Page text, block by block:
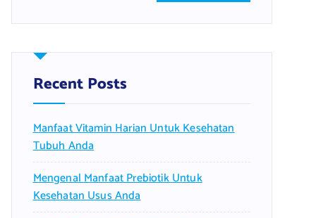
r
h
f
o
:
Recent Posts
Manfaat Vitamin Harian Untuk Kesehatan
Tubuh Anda
Mengenal Manfaat Prebiotik Untuk
Kesehatan Usus Anda